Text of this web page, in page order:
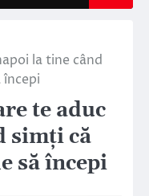
la tine când
începi
te aduc
simți că
să începi